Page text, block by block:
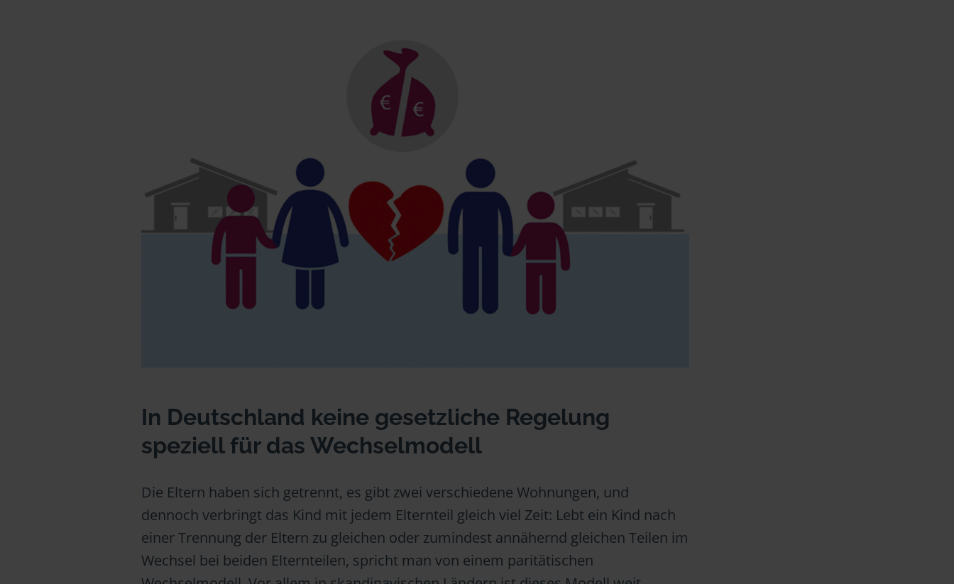
In Deutschland keine gesetzliche Regelung
speziell für das Wechselmodell
Die Eltern haben sich getrennt, es gibt zwei verschiedene Wohnungen, und
dennoch verbringt das Kind mit jedem Elternteil gleich viel Zeit: Lebt ein Kind nach
einer Trennung der Eltern zu gleichen oder zumindest annähernd gleichen Teilen im
Wechsel bei beiden Elternteilen, spricht man von einem paritätischen